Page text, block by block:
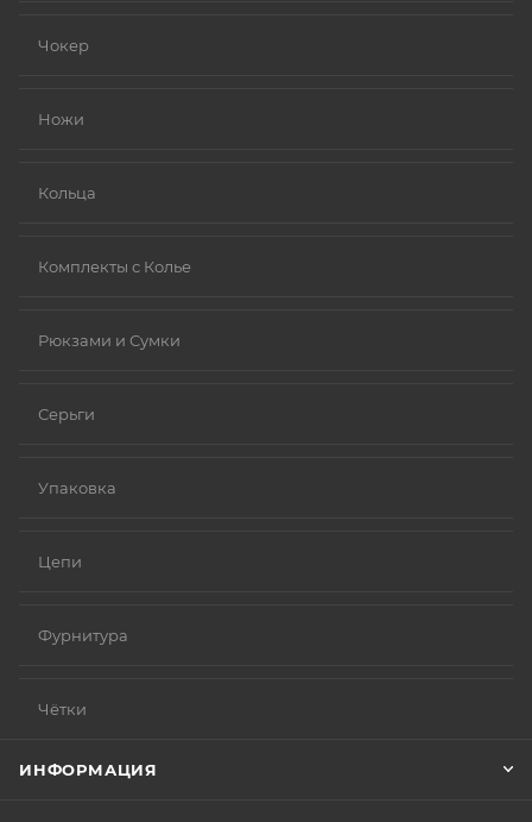
Чокер
Ножи
Кольца
Комплекты с Колье
Рюкзами и Сумки
Серьги
Упаковка
Цепи
Фурнитура
Чётки
ИНФОРМАЦИЯ